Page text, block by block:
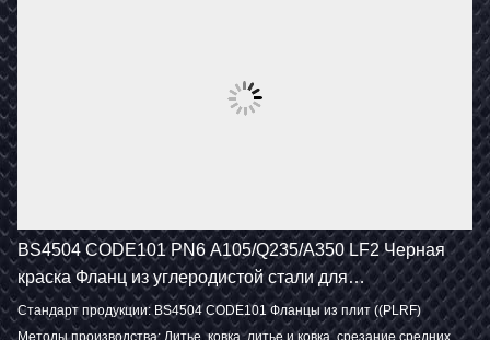
BS4504 CODE101 PN6 A105/Q235/A350 LF2 Черная
краска Фланц из углеродистой стали для
водопроводных / HVAC приложений
Стандарт продукции: BS4504 CODE101 Фланцы из плит ((PLRF)